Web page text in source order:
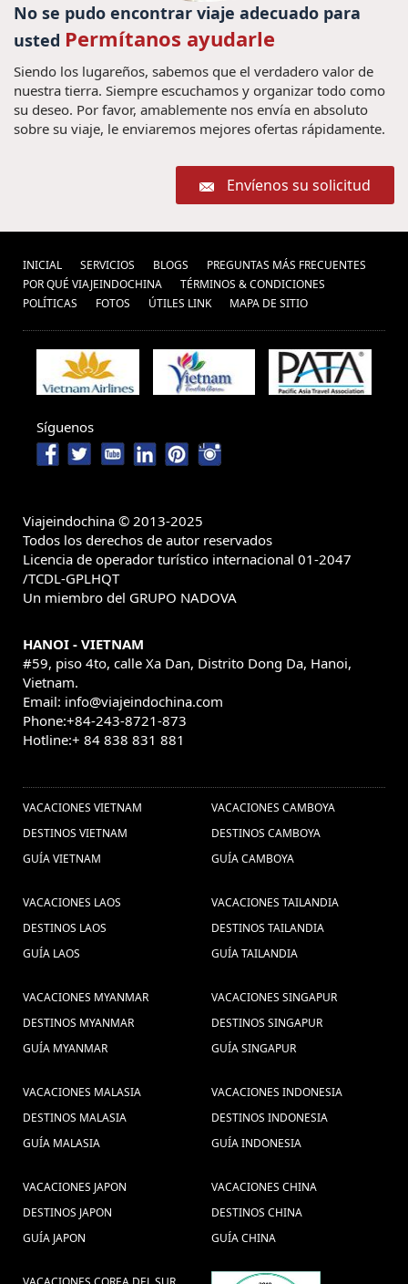
No se pudo encontrar viaje adecuado para
usted Permítanos ayudarle
Siendo los lugareños, sabemos que el verdadero valor de
nuestra tierra. Siempre escuchamos y organizar todo como
su deseo. Por favor, amablemente nos envía en absoluto
sobre su viaje, le enviaremos mejores ofertas rápidamente.
Envíenos su solicitud
INICIAL SERVICIOS BLOGS
PREGUNTAS MÁS FRECUENTES
POR QUÉ VIAJEINDOCHINA
TÉRMINOS & CONDICIONES
POLÍ­TICAS
FOTOS ÚTILES LINK MAPA DE SITIO
Síguenos
Viajeindochina © 2013-2025
Todos los derechos de autor reservados
Licencia de operador turístico internacional 01-2047
/TCDL-GPLHQT
Un miembro del GRUPO NADOVA
HANOI - VIETNAM
#59, piso 4to, calle Xa Dan, Distrito Dong Da, Hanoi,
Vietnam.
Email: info@viajeindochina.com
Phone:+84-243-8721-873
Hotline:+ 84 838 831 881
VACACIONES VIETNAM
DESTINOS VIETNAM
GUÍA VIETNAM
VACACIONES CAMBOYA
DESTINOS CAMBOYA
GUÍA CAMBOYA
VACACIONES LAOS
DESTINOS LAOS
GUÍA LAOS
VACACIONES TAILANDIA
DESTINOS TAILANDIA
GUÍA TAILANDIA
VACACIONES MYANMAR
DESTINOS MYANMAR
GUÍA MYANMAR
VACACIONES SINGAPUR
DESTINOS SINGAPUR
GUÍA SINGAPUR
VACACIONES MALASIA
DESTINOS MALASIA
GUÍA MALASIA
VACACIONES INDONESIA
DESTINOS INDONESIA
GUÍA INDONESIA
VACACIONES JAPON
DESTINOS JAPON
GUÍA JAPON
VACACIONES CHINA
DESTINOS CHINA
GUÍA CHINA